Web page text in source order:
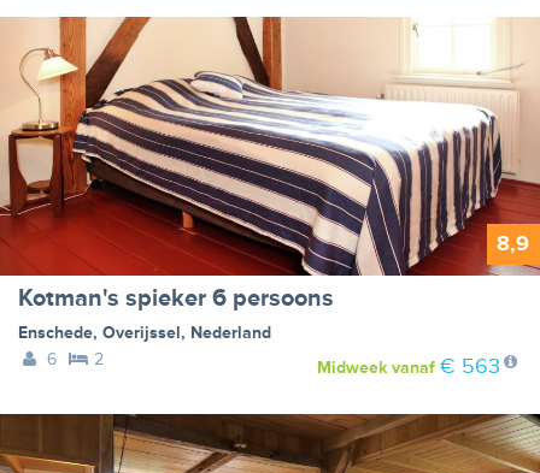
8,9
Kotman's spieker 6 persoons
Enschede, Overijssel, Nederland
6
2 Midweekvanaf € 563